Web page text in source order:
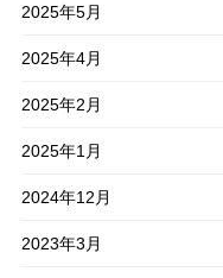
2025年5月
2025年4月
2025年2月
2025年1月
2024年12月
2023年3月